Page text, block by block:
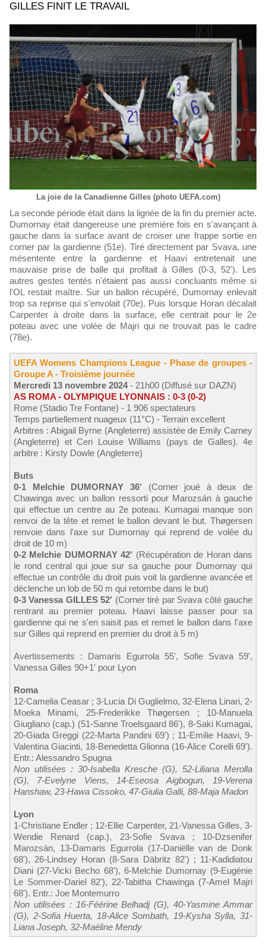
GILLES FINIT LE TRAVAIL
La joie de la Canadienne Gilles (photo UEFA.com)
La seconde période était dans la lignée de la fin du premier acte.
Dumornay était dangereuse une première fois en s'avançant à
gauche dans la surface avant de croiser une frappe sortie en
corner par la gardienne (51e). Tiré directement par Svava, une
mésentente entre la gardienne et Haavi entretenait une
mauvaise prise de balle qui profitait à Gilles (0-3, 52'). Les
autres gestes tentés n'étaient pas aussi concluants même si
l'OL restait maître. Sur un ballon récupéré, Dumornay enlevait
trop sa reprise qui s'envolait (70e). Puis lorsque Horan décalait
Carpenter à droite dans la surface, elle centrait pour le 2e
poteau avec une volée de Majri qui ne trouvait pas le cadre
(78e).
UEFA Womens Champions League - Phase de groupes -
Groupe A - Troisième journée
Mercredi 13 novembre 2024- 21h00 (Diffusé sur DAZN)
AS ROMA - OLYMPIQUE LYONNAIS : 0-3 (0-2)
Rome (Stadio Tre Fontane) - 1 906 spectateurs
Temps partiellement nuageux (11°C) - Terrain excellent
Arbitres : Abigail Byrne (Angleterre) assistée de Emily Carney
(Angleterre) et Ceri Louise Williams (pays de Galles). 4e
arbitre : Kirsty Dowle (Angleterre)
Buts
0-1 Melchie DUMORNAY 36' (Corner joué à deux de
Chawinga avec un ballon ressorti pour Marozsán à gauche
qui effectue un centre au 2e poteau. Kumagai manque son
renvoi de la tête et remet le ballon devant le but. Thøgersen
renvoie dans l'axe sur Dumornay qui reprend de volée du
droit de 10 m)
0-2 Melchie DUMORNAY 42' (Récupération de Horan dans
le rond central qui joue sur sa gauche pour Dumornay qui
effectue un contrôle du droit puis voit la gardienne avancée et
déclenche un lob de 50 m qui retombe dans le but)
0-3 Vanessa GILLES 52' (Corner tiré par Svava côté gauche
rentrant au premier poteau. Haavi laisse passer pour sa
gardienne qui ne s'en saisit pas et remet le ballon dans l'axe
sur Gilles qui reprend en premier du droit à 5 m)
Avertissements : Damaris Egurrola 55', Sofie Svava 59',
Vanessa Gilles 90+1' pour Lyon
Roma
12-Camelia Ceasar ; 3-Lucia Di Guglielmo, 32-Elena Linari, 2-
Moeka Minami, 25-Frederikke Thøgersen ; 10-Manuela
Giugliano (cap.) (51-Sanne Troelsgaard 86'), 8-Saki Kumagai,
20-Giada Greggi (22-Marta Pandini 69') ; 11-Emilie Haavi, 9-
Valentina Giacinti, 18-Benedetta Glionna (16-Alice Corelli 69').
Entr.: Alessandro Spugna
Non utilisées : 30-Isabella Kresche (G), 52-Liliana Merolla
(G), 7-Evelyne Viens, 14-Eseosa Aigbogun, 19-Verena
Hanshaw, 23-Hawa Cissoko, 47-Giulia Galli, 88-Maja Madon
Lyon
1-Christiane Endler ; 12-Ellie Carpenter, 21-Vanessa Gilles, 3-
Wendie Renard (cap.), 23-Sofie Svava ; 10-Dzsenifer
Marozsán, 13-Damaris Egurrola (17-Daniëlle van de Donk
68'), 26-Lindsey Horan (8-Sara Däbritz 82') ; 11-Kadidiatou
Diani (27-Vicki Becho 68'), 6-Melchie Dumornay (9-Eugénie
Le Sommer-Dariel 82'), 22-Tabitha Chawinga (7-Amel Majri
68'). Entr.: Joe Montemurro
Non utilisées : 16-Féérine Belhadj (G), 40-Yasmine Ammar
(G), 2-Sofia Huerta, 18-Alice Sombath, 19-Kysha Sylla, 31-
Liana Joseph, 32-Maéline Mendy